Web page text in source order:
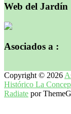
Web del Jardín
Asociados a :
Copyright © 2026
Histórico La
Radiate por